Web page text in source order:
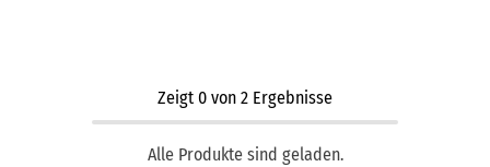
Zeigt 0 von 2 Ergebnisse
Alle Produkte sind geladen.